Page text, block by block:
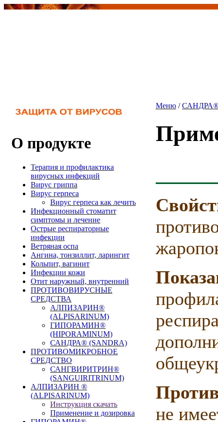
О продукте
Терапия и профилактика
вирусных инфекций
Вирус гриппа
Вирус герпеса
Вирус герпеса как лечить
Инфекционный стоматит
симптомы и лечение
Острые респираторные
инфекции
Ветряная оспа
Ангина, тонзиллит, ларингит
Кольпит, вагинит
Инфекции кожи
Отит наружный, внутренний
ПРОТИВОВИРУСНЫЕ
СРЕДСТВА
АЛПИЗАРИН®
(ALPISARINUM)
ГИПОРАМИН®
(HIPORAMINUM)
САНДРА® (SANDRA)
ПРОТИВОМИКРОБНОЕ
СРЕДСТВО
САНГВИРИТРИН®
(SANGUIRITRINUM)
АЛПИЗАРИН ®
(ALPISARINUM)
Инструкция скачать
Применение и дозировка
Меню /САНДРА®
не